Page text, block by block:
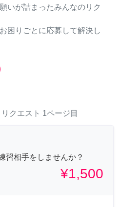
いが詰まったみんなのリク
困りごとに応募して解決し
リクエスト 1ページ目
習相手をしませんか？
¥1,500